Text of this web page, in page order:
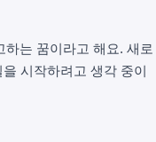
는 꿈이라고 해요. 새로
시작하려고 생각 중이